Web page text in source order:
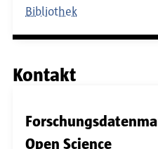
Bibliothek
Kontakt
Open Science